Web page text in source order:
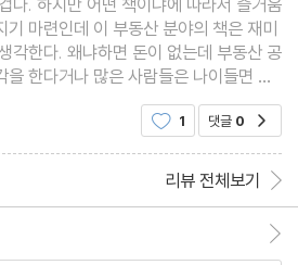
면 안 되는 이유는?
까?
이유는?
기 마련인데 이 부동산 분야의 책은 재미
각한다. 왜냐하면 돈이 없는데 부동산 공
을 한다거나 많은 사람들은 나이들면 차
한다. 그렇기 때문에 흥미를 쉽사리 끌
1 댓글 0
리뷰 전체보기